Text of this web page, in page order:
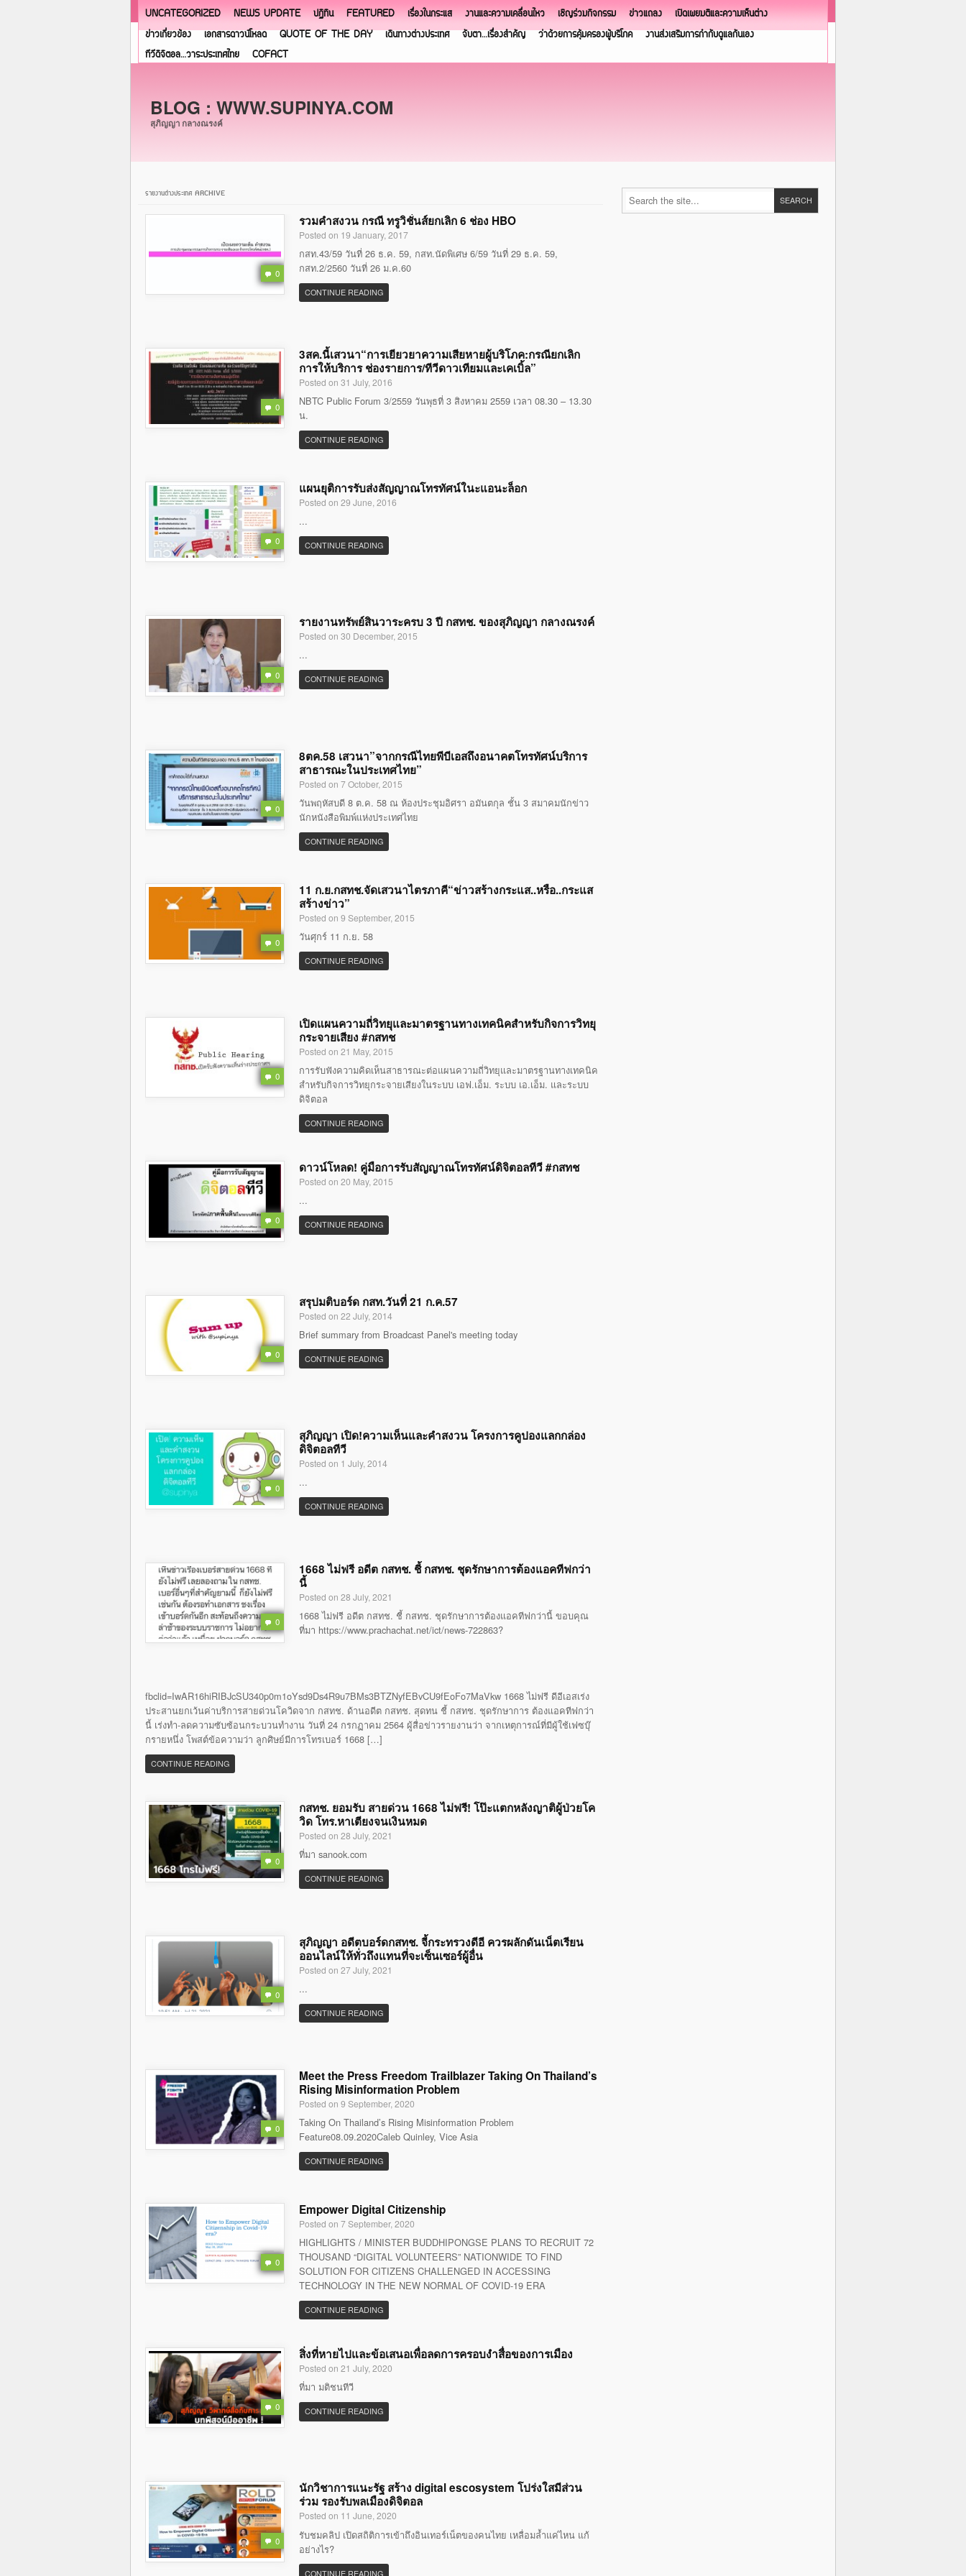
UNCATEGORIZED NEWS UPDATE ปฏิทิน FEATURED เรื่องในกระแส งานและความเคลื่อนไหว เชิญร่วมกิจกรรม ข่าวแถลง
เปิดเผยมติและความเห็นต่าง
ข่าวเกี่ยวข้อง
เอกสารดาวน์โหลด QUOTE OF THE DAY เดินทางต่างประเทศ จับตา…เรื่องสำคัญ ว่าด้วยการคุ้มครองผู้บริโภค
งานส่งเสริมการกำกับดูแลกันเอง
ทีวีดิจิตอล…วาระประเทศไทย
COFACT
BLOG : WWW.SUPINYA.COM
สุภิญญา กลางณรงค์
รายงานต่างประเทศ ARCHIVE
0
รวมคำสงวน กรณี ทรูวิชั่นส์ยกเลิก 6 ช่อง HBO
Posted on 19 January, 2017
กสท.43/59 วันที่ 26 ธ.ค. 59, กสท.นัดพิเศษ 6/59 วันที่ 29 ธ.ค. 59,
กสท.2/2560 วันที่ 26 ม.ค.60
CONTINUE READING
0
3สค.นี้เสวนา“การเยียวยาความเสียหายผู้บริโภค:กรณียกเลิก
การให้บริการ ช่องรายการ/ทีวีดาวเทียมและเคเบิ้ล”
Posted on 31 July, 2016
NBTC Public Forum 3/2559 วันพุธที่ 3 สิงหาคม 2559 เวลา 08.30 – 13.30
น.
CONTINUE READING
0
แผนยุติการรับส่งสัญญาณโทรทัศน์ในะแอนะล็อก
Posted on 29 June, 2016
...
CONTINUE READING
0
รายงานทรัพย์สินวาระครบ 3 ปี กสทช. ของสุภิญญา กลางณรงค์
Posted on 30 December, 2015
...
CONTINUE READING
0
8ตค.58 เสวนา”จากกรณีไทยพีบีเอสถึงอนาคตโทรทัศน์บริการ
สาธารณะในประเทศไทย”
Posted on 7 October, 2015
วันพฤหัสบดี 8 ต.ค. 58 ณ ห้องประชุมอิศรา อมันตกุล ชั้น 3 สมาคมนักข่าว
นักหนังสือพิมพ์แห่งประเทศไทย
CONTINUE READING
0
11 ก.ย.กสทช.จัดเสวนาไตรภาคี“ข่าวสร้างกระแส..หรือ..กระแส
สร้างข่าว”
Posted on 9 September, 2015
วันศุกร์ 11 ก.ย. 58
CONTINUE READING
0
เปิดแผนความถี่วิทยุและมาตรฐานทางเทคนิคสำหรับกิจการวิทยุ
กระจายเสียง #กสทช
Posted on 21 May, 2015
การรับฟังความคิดเห็นสาธารณะต่อแผนความถี่วิทยุและมาตรฐานทางเทคนิค
สำหรับกิจการวิทยุกระจายเสียงในระบบ เอฟ.เอ็ม. ระบบ เอ.เอ็ม. และระบบ
ดิจิตอล
CONTINUE READING
0
ดาวน์โหลด! คู่มือการรับสัญญาณโทรทัศน์ดิจิตอลทีวี #กสทช
Posted on 20 May, 2015
...
CONTINUE READING
0
สรุปมติบอร์ด กสท.วันที่ 21 ก.ค.57
Posted on 22 July, 2014
Brief summary from Broadcast Panel's meeting today
CONTINUE READING
0
สุภิญญา เปิด!ความเห็นและคำสงวน โครงการคูปองแลกกล่อง
ดิจิตอลทีวี
Posted on 1 July, 2014
...
CONTINUE READING
0
1668 ไม่ฟรี อดีต กสทช. ชี้ กสทช. ชุดรักษาการต้องแอคทีฟกว่า
นี้
Posted on 28 July, 2021
1668 ไม่ฟรี อดีต กสทช. ชี้ กสทช. ชุดรักษาการต้องแอคทีฟกว่านี้ ขอบคุณ
ที่มา https://www.prachachat.net/ict/news-722863?
fbclid=IwAR16hiRIBJcSU340p0m1oYsd9Ds4R9u7BMs3BTZNyfEBvCU9fEoFo7MaVkw 1668 ไม่ฟรี ดีอีเอสเร่ง
ประสานยกเว้นค่าบริการสายด่วนโควิดจาก กสทช. ด้านอดีต กสทช. สุดทน ชี้ กสทช. ชุดรักษาการ ต้องแอคทีฟกว่า
นี้ เร่งทำ-ลดความซับซ้อนกระบวนทำงาน วันที่ 24 กรกฏาคม 2564 ผู้สื่อข่าวรายงานว่า จากเหตุการณ์ที่มีผู้ใช้เฟซบุ๊
กรายหนึ่ง โพสต์ข้อความว่า ลูกศิษย์มีการโทรเบอร์ 1668 […]
CONTINUE READING
0
กสทช. ยอมรับ สายด่วน 1668 ไม่ฟรี! โป๊ะแตกหลังญาติผู้ป่วยโค
วิด โทร.หาเตียงจนเงินหมด
Posted on 28 July, 2021
ที่มา sanook.com
CONTINUE READING
0
สุภิญญา อดีตบอร์ดกสทช. จี้กระทรวงดีอี ควรผลักดันเน็ตเรียน
ออนไลน์ให้ทั่วถึงแทนที่จะเซ็นเซอร์ผู้อื่น
Posted on 27 July, 2021
...
CONTINUE READING
0
Meet the Press Freedom Trailblazer Taking On Thailand’s
Rising Misinformation Problem
Posted on 9 September, 2020
Taking On Thailand’s Rising Misinformation Problem
Feature08.09.2020Caleb Quinley, Vice Asia
CONTINUE READING
0
Empower Digital Citizenship
Posted on 7 September, 2020
HIGHLIGHTS / MINISTER BUDDHIPONGSE PLANS TO RECRUIT 72
THOUSAND “DIGITAL VOLUNTEERS” NATIONWIDE TO FIND
SOLUTION FOR CITIZENS CHALLENGED IN ACCESSING
TECHNOLOGY IN THE NEW NORMAL OF COVID-19 ERA
CONTINUE READING
0
สิ่งที่หายไปและข้อเสนอเพื่อลดการครอบงำสื่อของการเมือง
Posted on 21 July, 2020
ที่มา มติชนทีวี
CONTINUE READING
0
นักวิชาการแนะรัฐ สร้าง digital escosystem โปร่งใสมีส่วน
ร่วม รองรับพลเมืองดิจิตอล
Posted on 11 June, 2020
รับชมคลิป เปิดสถิติการเข้าถึงอินเทอร์เน็ตของคนไทย เหลื่อมล้ำแค่ไหน แก้
อย่างไร?
CONTINUE READING